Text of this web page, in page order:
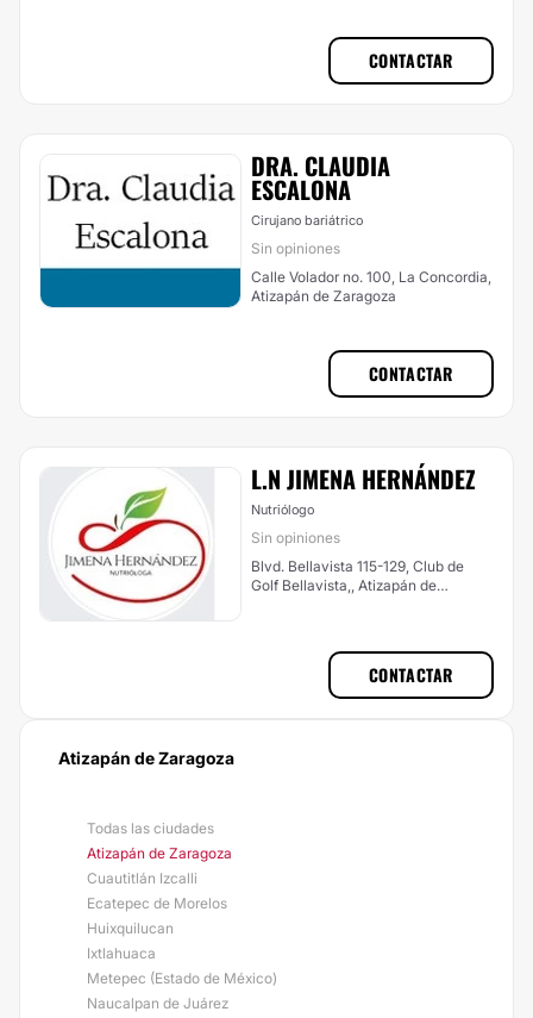
CONTACTAR
DRA. CLAUDIA
ESCALONA
Cirujano bariátrico
Sin opiniones
Calle Volador no. 100, La Concordia,
Atizapán de Zaragoza
CONTACTAR
L.N JIMENA HERNÁNDEZ
Nutriólogo
Sin opiniones
Blvd. Bellavista 115-129, Club de
Golf Bellavista,, Atizapán de
CONTACTAR
Atizapán de Zaragoza
Todas las ciudades
Atizapán de Zaragoza
Cuautitlán Izcalli
Ecatepec de Morelos
Huixquilucan
Ixtlahuaca
Metepec (Estado de México)
Naucalpan de Juárez